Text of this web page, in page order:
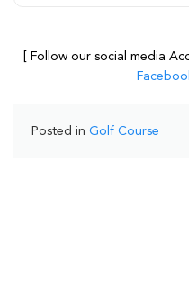
[ Follow our social media
Posted in Golf Course